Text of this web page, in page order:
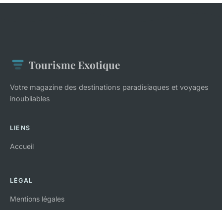
Tourisme Exotique
Votre magazine des destinations paradisiaques et voyages
inoubliables
LIENS
Accueil
LÉGAL
Mentions légales